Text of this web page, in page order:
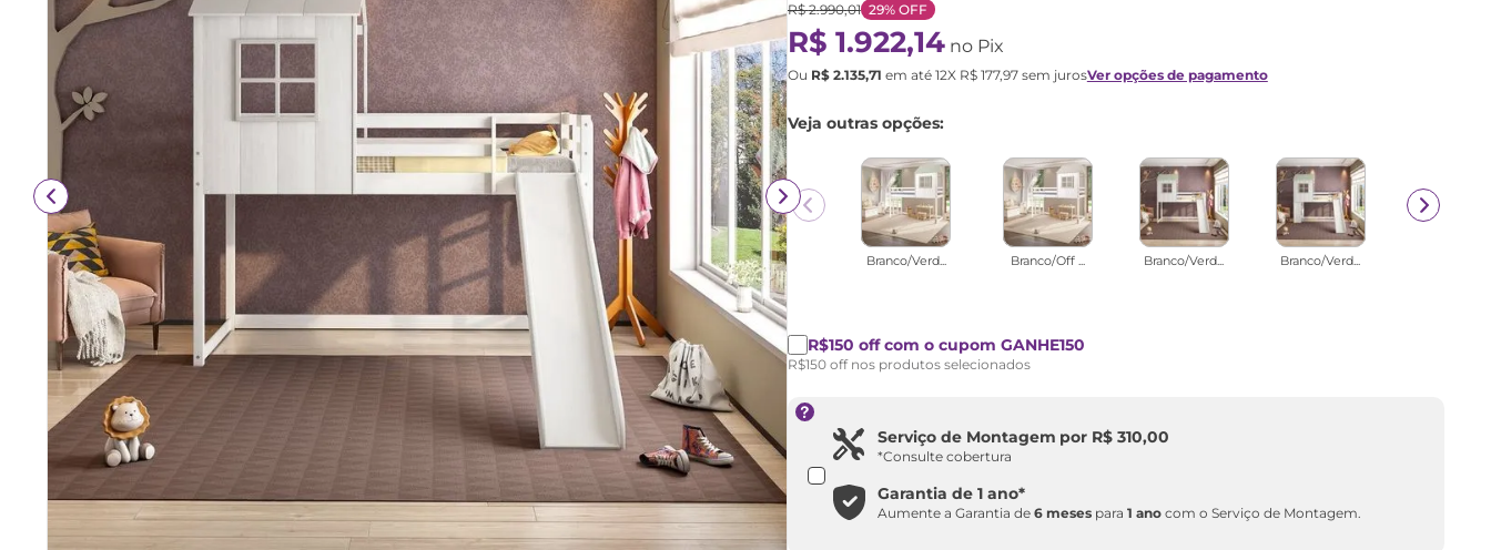
R$ 2.990,01 29%OFF
R$ 1.922,14no Pix
Ou R$ 2.135,71 em até 12X R$ 177,97sem jurosVer opções de pagamento
Veja outras opções:
Branco/Verd... Branco/Off ... Branco/Verd... Branco/Verd...
R$150 off com o cupom GANHE150
R$150 off nos produtos selecionados
Serviço de Montagem por R$ 310,00
*Consulte cobertura
Garantia de1 ano*
Aumente a Garantia de6 meses para1 ano com o Serviço de Montagem.